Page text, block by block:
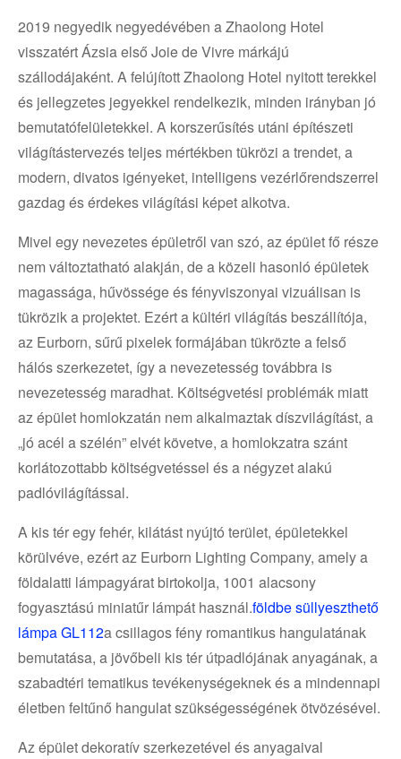
2019 negyedik negyedévében a Zhaolong Hotel
visszatért Ázsia első Joie de Vivre márkájú
szállodájaként. A felújított Zhaolong Hotel nyitott terekkel
és jellegzetes jegyekkel rendelkezik, minden irányban jó
bemutatófelületekkel. A korszerűsítés utáni építészeti
világítástervezés teljes mértékben tükrözi a trendet, a
modern, divatos igényeket, intelligens vezérlőrendszerrel
gazdag és érdekes világítási képet alkotva.
Mivel egy nevezetes épületről van szó, az épület fő része
nem változtatható alakján, de a közeli hasonló épületek
magassága, hűvössége és fényviszonyai vizuálisan is
tükrözik a projektet. Ezért a kültéri világítás beszállítója,
az Eurborn, sűrű pixelek formájában tükrözte a felső
hálós szerkezetet, így a nevezetesség továbbra is
nevezetesség maradhat. Költségvetési problémák miatt
az épület homlokzatán nem alkalmaztak díszvilágítást, a
„jó acél a szélén” elvét követve, a homlokzatra szánt
korlátozottabb költségvetéssel és a négyzet alakú
padlóvilágítással.
A kis tér egy fehér, kilátást nyújtó terület, épületekkel
körülvéve, ezért az Eurborn Lighting Company, amely a
földalatti lámpagyárat birtokolja, 1001 alacsony
fogyasztású miniatűr lámpát használ.földbe süllyeszthető
lámpa GL112a csillagos fény romantikus hangulatának
bemutatása, a jövőbeli kis tér útpadlójának anyagának, a
szabadtéri tematikus tevékenységeknek és a mindennapi
életben feltűnő hangulat szükségességének ötvözésével.
Az épület dekoratív szerkezetével és anyagaival